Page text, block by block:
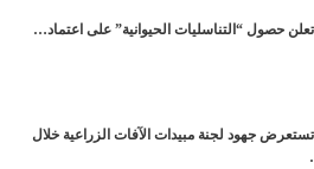
تعلن حصول “التناسليات الحيوانية” على اعتماد…
تستعرض جهود لجنة مبيدات الآفات الزراعية خلال